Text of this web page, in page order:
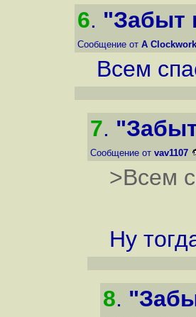
6. "Забыт
Сообщение от A
Всем
7.
Сообщение от vav1107
>Всем
Ну
8.